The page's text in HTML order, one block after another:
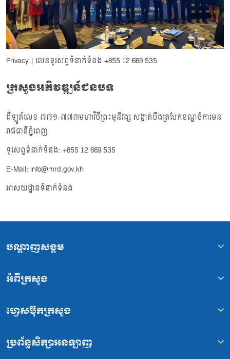
Privacy | លេខទូរសព្ទទំនាក់ទំនង +855 12 669 535
ក្រសួងអភិវឌ្ឍន៍ជនបទ
ដីឡូត៍លេខ ៧៧១-៧៧៣មហាវិថីព្រះមុនីវង្ស សង្កាត់បឹងត្របែកខណ្ឌចំការមន
រាជធានីភ្នំពេញ
ទូរសព្ទទំនាក់ទំនង: +855 12 669 535
E-Mail: info@mrd.gov.kh
អាសយដ្ឋានទំនាក់ទំនង
បណ្ដាញសង្គម
អំពីក្រសួង
ហ្វេសប៊ុកក្រសួង
ប្រព័ន្ធសិក្សាអនឡាញ